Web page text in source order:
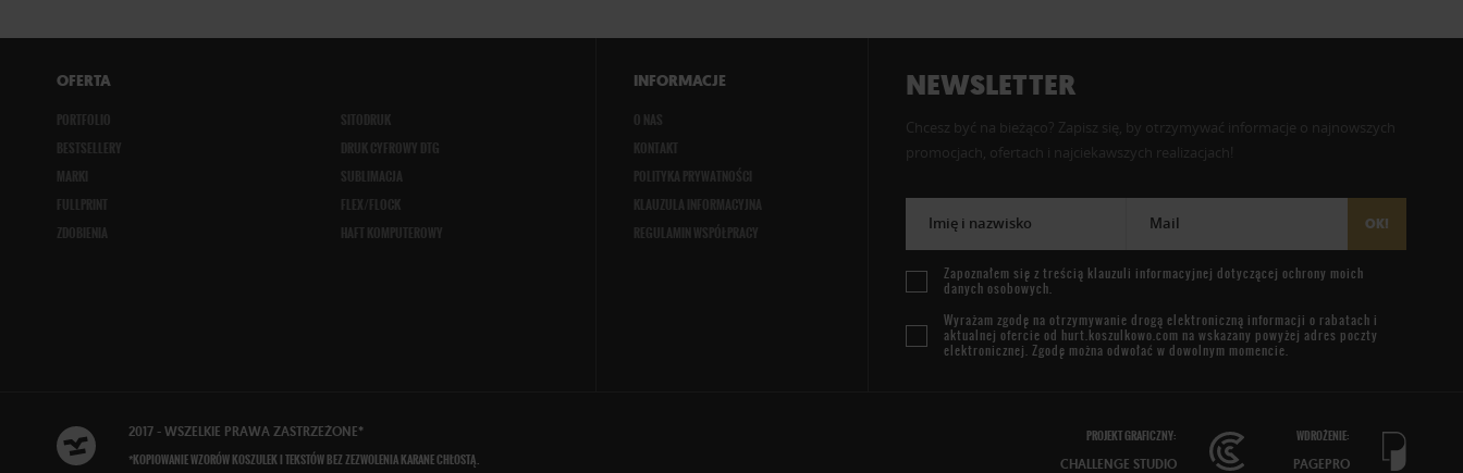
OFERTA
PORTFOLIO
BESTSELLERY
MARKI
FULLPRINT
ZDOBIENIA
SITODRUK
DRUK CYFROWY DTG
SUBLIMACJA
FLEX/FLOCK
HAFT KOMPUTEROWY
INFORMACJE
O NAS
KONTAKT
POLITYKA PRYWATNOŚCI
KLAUZULA INFORMACYJNA
REGULAMIN WSPÓŁPRACY
NEWSLETTER
Chcesz być na bieżąco? Zapisz się, by otrzymywać informacje o najnowszych
promocjach, ofertach i najciekawszych realizacjach!
Imię i nazwisko Mail OK!
Zapoznałem się z treścią klauzuli informacyjnej dotyczącej ochrony moich
danych osobowych.
Wyrażam zgodę na otrzymywanie drogą elektroniczną informacji o rabatach i
aktualnej ofercie od hurt.koszulkowo.com na wskazany powyżej adres poczty
elektronicznej. Zgodę można odwołać w dowolnym momencie.
2017 - WSZELKIE PRAWA ZASTRZEŻONE*
*KOPIOWANIE WZORÓW KOSZULEK I TEKSTÓW BEZ ZEZWOLENIA KARANE CHŁOSTĄ.
PROJEKT GRAFICZNY:
CHALLENGE STUDIO
WDROŻENIE:
PAGEPRO